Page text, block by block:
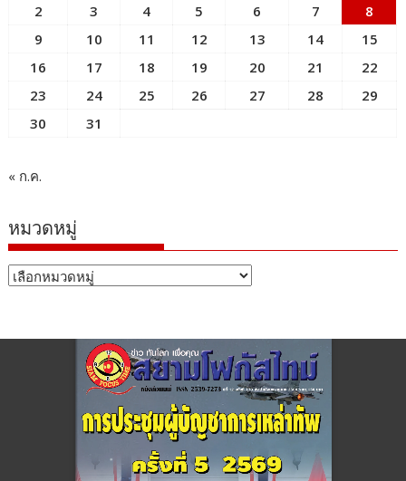
2
3 4 5 6 7
8
9
10 11 12 13 14
15
16
17 18 19 20 21
22
23
24 25 26 27 28
29
30
31
« ก.ค.
หมวดหมู่
หมวด